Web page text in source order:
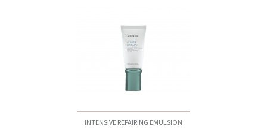
INTENSIVE REPAIRING EMULSION